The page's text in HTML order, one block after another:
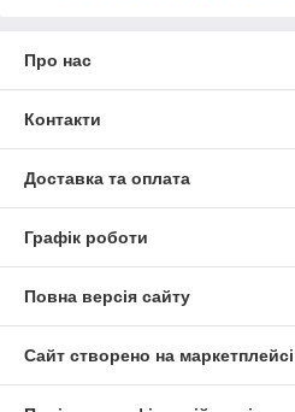
Про нас
Контакти
Доставка та оплата
Графік роботи
Повна версія сайту
Сайт створено на маркетплейсі